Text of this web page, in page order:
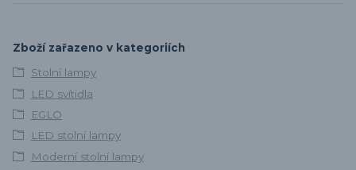
Zboží zařazeno v kategoriích
Stolní lampy
LED svítidla
EGLO
LED stolní lampy
Moderní stolní lampy